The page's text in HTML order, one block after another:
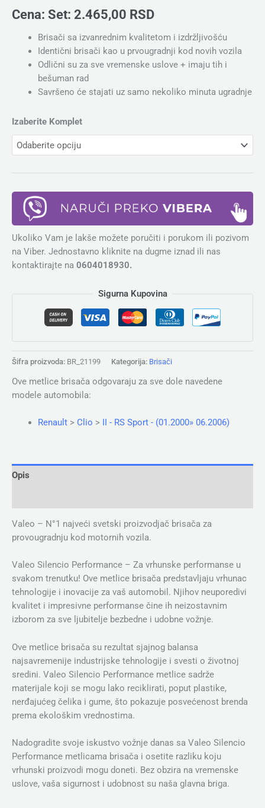
Cena: Set: 2.465,00 RSD
Brisači sa izvanrednim kvalitetom i izdržljivošću
Identični brisači kao u prvougradnji kod novih vozila
Odlični su za sve vremenske uslove + imaju tih i
bešuman rad
Savršeno će stajati uz samo nekoliko minuta ugradnje
Izaberite Komplet
Ukoliko Vam je lakše možete poručiti i porukom ili pozivom
na Viber. Jednostavno kliknite na dugme iznad ili nas
kontaktirajte na 0604018930.
Sigurna Kupovina
Šifra proizvoda: BR_21199 Kategorija: Brisači
Ove metlice brisača odgovaraju za sve dole navedene
modele automobila:
Renault> Clio > II - RS Sport - (01.2000» 06.2006)
Opis
Valeo – N°1 najveći svetski proizvodjač brisača za
provougradnju kod motornih vozila.
Valeo Silencio Performance – Za vrhunske performanse u
svakom trenutku! Ove metlice brisača predstavljaju vrhunac
tehnologije i inovacije za vaš automobil. Njihov neuporedivi
kvalitet i impresivne performanse čine ih neizostavnim
izborom za sve ljubitelje bezbedne i udobne vožnje.
Ove metlice brisača su rezultat sjajnog balansa
najsavremenije industrijske tehnologije i svesti o životnoj
sredini. Valeo Silencio Performance metlice sadrže
materijale koji se mogu lako reciklirati, poput plastike,
nerđajućeg čelika i gume, što pokazuje posvećenost brenda
prema ekološkim vrednostima.
Nadogradite svoje iskustvo vožnje danas sa Valeo Silencio
Performance metlicama brisača i osetite razliku koju
vrhunski proizvodi mogu doneti. Bez obzira na vremenske
uslove, vaša sigurnost i udobnost su naša glavna briga.